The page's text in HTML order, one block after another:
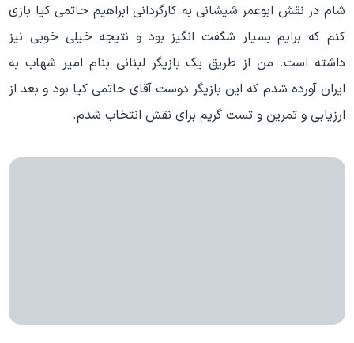
شام در نقش ابوعمر شیشانی به کارگردانی ابراهیم حاتمی کیا بازی
کنم که برایم بسیار شگفت انگیز بود و نتیجه خیلی خوبی نیز
داشته است. من از طریق یک بازیگر لبنانی بنام امیر شهاب به
ایران آورده شدم که این بازیگر دوست آقای حاتمی کیا بود و بعد از
ارزیابی و تمرین و تست گریم برای نقش انتخاب شدم.